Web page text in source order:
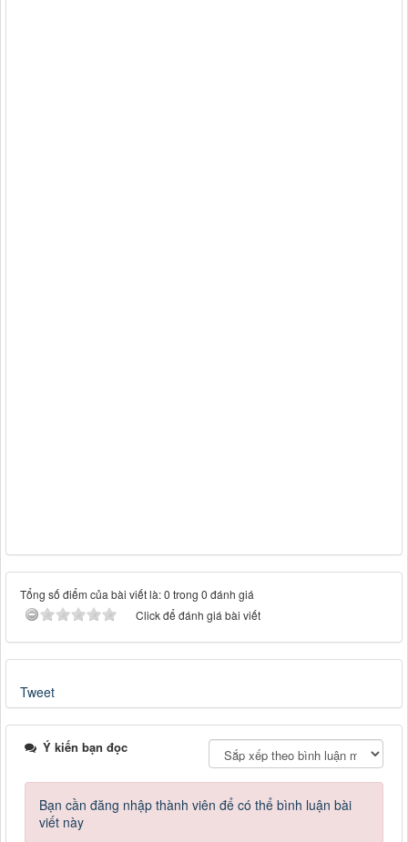
Tổng số điểm của bài viết là: 0 trong 0 đánh giá
Click để đánh giá bài viết
Tweet
Ý kiến bạn đọc
Bạn cần đăng nhập thành viên để có thể bình luận bài
viết này